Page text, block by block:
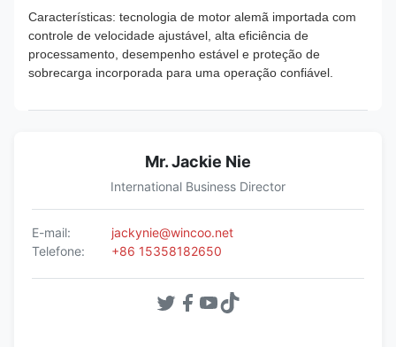
Características: tecnologia de motor alemã importada com
controle de velocidade ajustável, alta eficiência de
processamento, desempenho estável e proteção de
sobrecarga incorporada para uma operação confiável.
Mr. Jackie Nie
International Business Director
E-mail:
jackynie@wincoo.net
Telefone:
+86 15358182650